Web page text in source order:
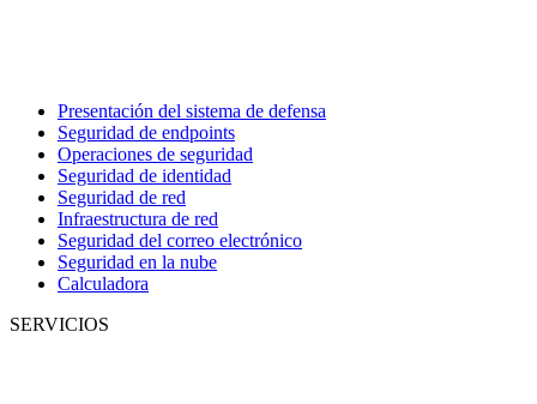
Presentación del sistema de defensa
Seguridad de endpoints
Operaciones de seguridad
Seguridad de identidad
Seguridad de red
Infraestructura de red
Seguridad del correo electrónico
Seguridad en la nube
Calculadora
SERVICIOS